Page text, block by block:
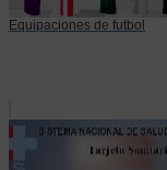
Equipaciones de futbol